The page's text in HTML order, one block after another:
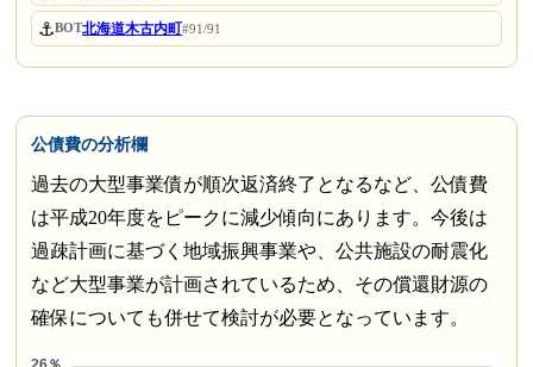
⚓BOT北海道木古内町#91/91
公債費の分析欄
過去の大型事業債が順次返済終了となるなど、公債費
は平成20年度をピークに減少傾向にあります。今後は
過疎計画に基づく地域振興事業や、公共施設の耐震化
など大型事業が計画されているため、その償還財源の
確保についても併せて検討が必要となっています。